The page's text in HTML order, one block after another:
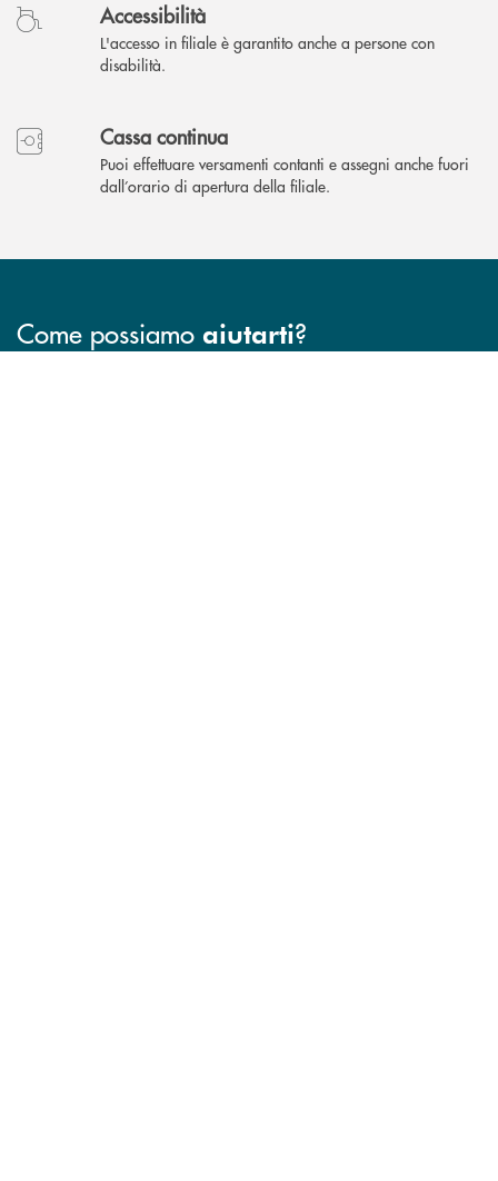
Accessibilità
L'accesso in filiale è garantito anche a persone con
disabilità.
Cassa continua
Puoi effettuare versamenti contanti e assegni anche fuori
dall’orario di apertura della filiale.
Come possiamo aiutarti?